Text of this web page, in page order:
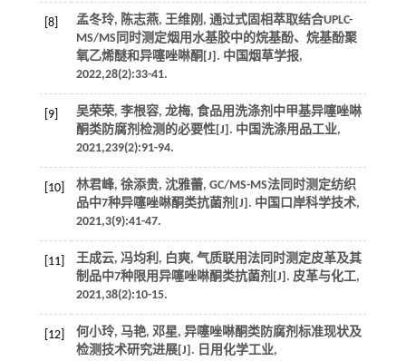
[8]
孟冬玲, 陈志燕, 王维刚, 通过式固相萃取结合UPLC-
MS/MS同时测定烟用水基胶中的烷基酚、烷基酚聚
氧乙烯醚和异噻唑啉酮[J]. 中国烟草学报,
2022,28(2):33-41.
[9]
吴荣荣, 李根容, 龙梅, 食品用洗涤剂中甲基异噻唑啉
酮类防腐剂检测的必要性[J]. 中国洗涤用品工业,
2021,239(2):91-94.
[10]
林君峰, 徐添贵, 沈雅蕾, GC/MS-MS法同时测定纺织
品中7种异噻唑啉酮类抗菌剂[J]. 中国口岸科学技术,
2021,3(9):41-47.
[11]
王成云, 冯均利, 白爽, 气质联用法同时测定皮革及其
制品中7种限用异噻唑啉酮类抗菌剂[J]. 皮革与化工,
2021,38(2):10-15.
[12]
何小玲, 马艳, 邓星, 异噻唑啉酮类防腐剂标准现状及
检测技术研究进展[J]. 日用化学工业,